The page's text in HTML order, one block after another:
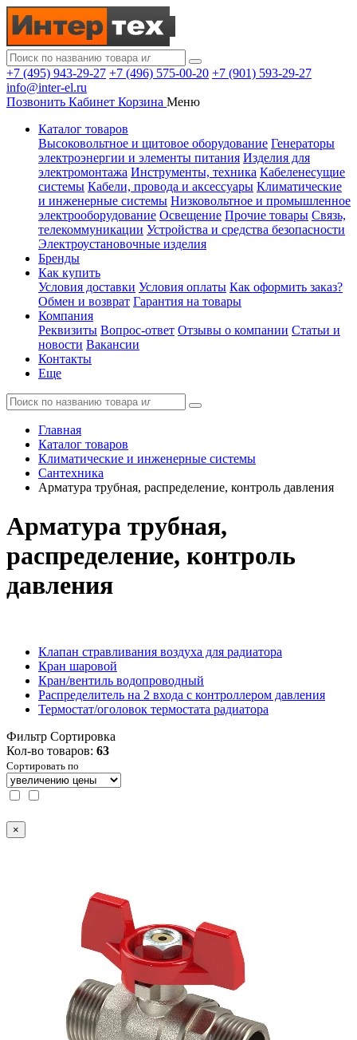
+7 (495) 943-29-27 +7 (496) 575-00-20 +7 (901) 593-29-27
info@inter-el.ru
Позвонить Кабинет Корзина Меню
Каталог товаров
Высоковольтное и щитовое оборудование Генераторы
электроэнергии и элементы питания Изделия для
электромонтажа Инструменты, техника Кабеленесущие
системы Кабели, провода и аксессуары Климатические
и инженерные системы Низковольтное и промышленное
электрооборудование Освещение Прочие товары Связь,
телекоммуникации Устройства и средства безопасности
Электроустановочные изделия
Бренды
Как купить
Условия доставки Условия оплаты Как оформить заказ?
Обмен и возврат Гарантия на товары
Компания
Реквизиты Вопрос-ответ Отзывы о компании Статьи и
новости Вакансии
Контакты
Еще
Главная
Каталог товаров
Климатические и инженерные системы
Сантехника
Арматура трубная, распределение, контроль давления
Арматура трубная,
распределение, контроль
давления
Клапан стравливания воздуха для радиатора
Кран шаровой
Кран/вентиль водопроводный
Распределитель на 2 входа с контроллером давления
Термостат/оголовок термостата радиатора
Фильтр Сортировка
Кол-во товаров: 63
Сортировать по
×